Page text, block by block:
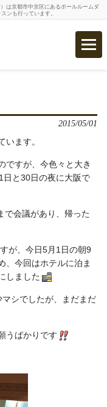
は京都市中京区にあるボールルームダ
ンも行っています。
2015/05/01
ます。
ですが、今色々と大き
日と30日の夜に大阪で
で会議があり、帰った
が、今日5月1日の朝9
、今回はホテルに泊ま
しました
シでしたが、まだまだ
うばかりです